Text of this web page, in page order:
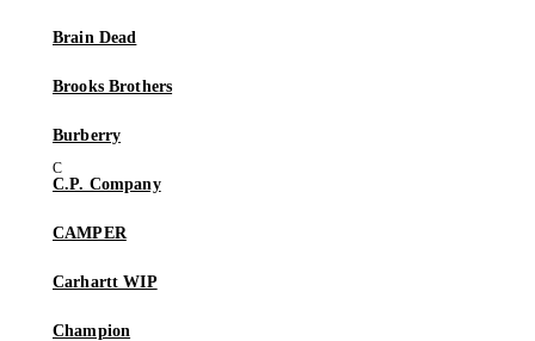
Brain Dead
Brooks Brothers
Burberry
C.P. Company
CAMPER
Carhartt WIP
Champion